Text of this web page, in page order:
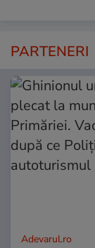
PARTENERI
Adevarul.ro